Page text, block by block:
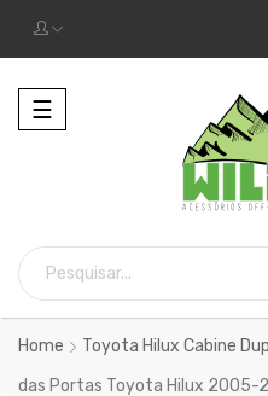
Alternar
a
☰
Home Toyota Hilux Cabine
das Portas Toyota Hilux 2005-